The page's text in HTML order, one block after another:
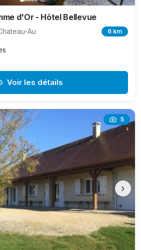
d'Or - Hôtel Bellevue
Au 6 km
Voir les détails
5
›